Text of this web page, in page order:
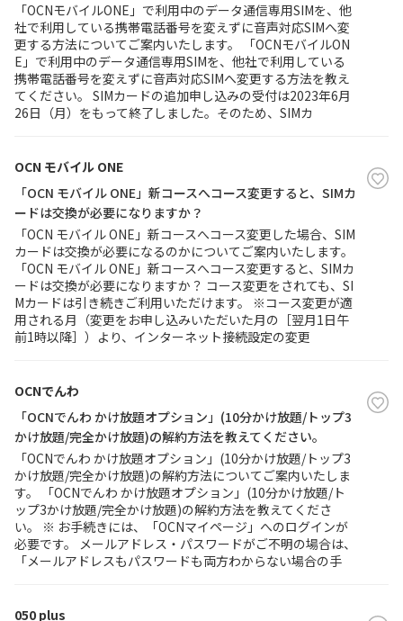
「OCNモバイルONE」で利用中のデータ通信専用SIMを、他
社で利用している携帯電話番号を変えずに音声対応SIMへ変
更する方法についてご案内いたします。 「OCNモバイルON
E」で利用中のデータ通信専用SIMを、他社で利用している
携帯電話番号を変えずに音声対応SIMへ変更する方法を教え
てください。 SIMカードの追加申し込みの受付は2023年6月
26日（月）をもって終了しました。そのため、SIMカ
OCN モバイル ONE
「OCN モバイル ONE」新コースへコース変更すると、SIMカ
ードは交換が必要になりますか？
「OCN モバイル ONE」新コースへコース変更した場合、SIM
カードは交換が必要になるのかについてご案内いたします。
「OCN モバイル ONE」新コースへコース変更すると、SIMカ
ードは交換が必要になりますか？ コース変更をされても、SI
Mカードは引き続きご利用いただけます。 ※コース変更が適
用される月（変更をお申し込みいただいた月の［翌月1日午
前1時以降］）より、インターネット接続設定の変更
OCNでんわ
「OCNでんわ かけ放題オプション」(10分かけ放題/トップ3
かけ放題/完全かけ放題)の解約方法を教えてください。
「OCNでんわ かけ放題オプション」(10分かけ放題/トップ3
かけ放題/完全かけ放題)の解約方法についてご案内いたしま
す。 「OCNでんわ かけ放題オプション」(10分かけ放題/ト
ップ3かけ放題/完全かけ放題)の解約方法を教えてくださ
い。 ※ お手続きには、「OCNマイページ」へのログインが
必要です。 メールアドレス・パスワードがご不明の場合は、
「メールアドレスもパスワードも両方わからない場合の手
050 plus